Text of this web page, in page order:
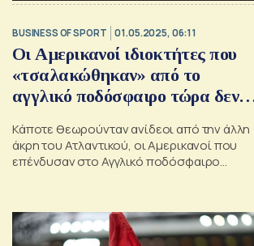
BUSINESS OF SPORT 01.05.2025, 06:11
Οι Αμερικανοί ιδιοκτήτες που
«τσαλακώθηκαν» από το
αγγλικό ποδόσφαιρο τώρα δεν
κερδίζουν
Κάποτε θεωρούνταν ανίδεοι από την άλλη
άκρη του Ατλαντικού, οι Αμερικανοί που
επένδυσαν στο Αγγλικό ποδόσφαιρο
πρωταθλήματα της Αγγλίας.